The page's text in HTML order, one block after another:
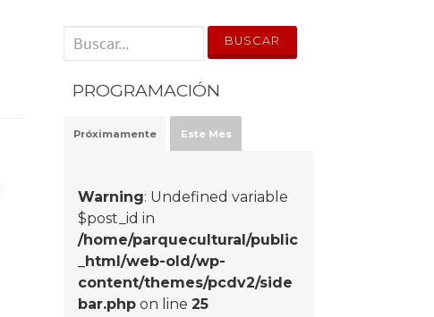
' . __('Search for:') . '
PROGRAMACIÓN
Próximamente Este Mes
Warning: Undefined variable
$post_id in
/home/parquecultural/public
_html/web-old/wp-
content/themes/pcdv2/side
bar.php on line25